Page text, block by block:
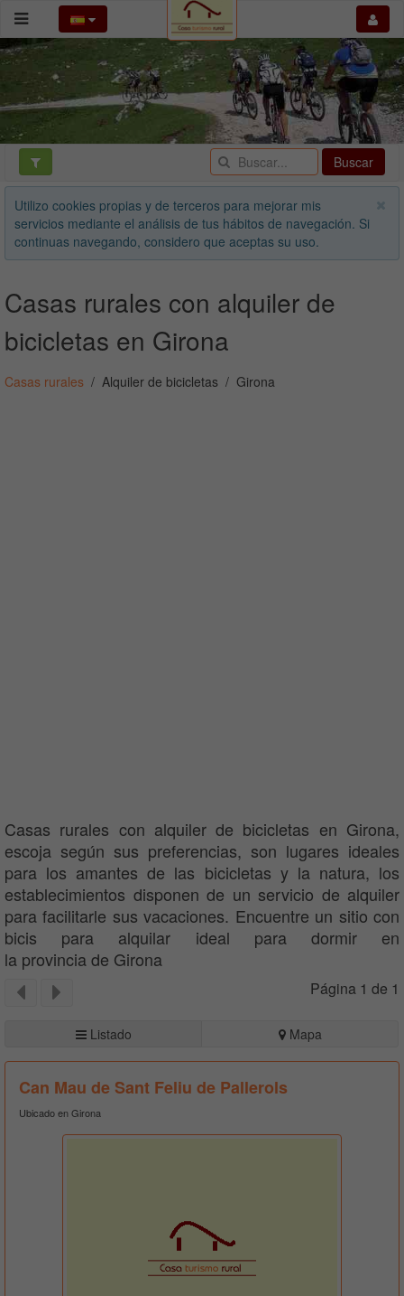
Buscar
Utilizo cookies propias y de terceros para mejorar mis
servicios mediante el análisis de tus hábitos de navegación. Si
continuas navegando, considero que aceptas su uso.
Casas rurales con alquiler de
bicicletas en Girona
Casas rurales Alquiler de bicicletas Girona
Casas rurales con alquiler de bicicletas en Girona,
escoja según sus preferencias, son lugares ideales
para los amantes de las bicicletas y la natura, los
establecimientos disponen de un servicio de alquiler
para facilitarle sus vacaciones. Encuentre un sitio con
bicis para alquilar ideal para dormir en
la provincia de Girona
Página 1 de 1
Listado Mapa
Can Mau de Sant Feliu de Pallerols
Ubicado en Girona